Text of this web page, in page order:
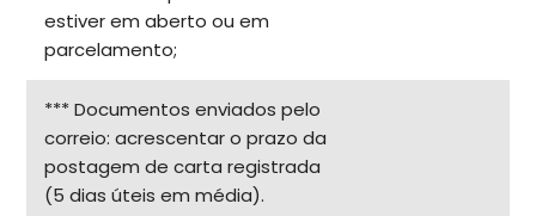
estiver em aberto ou em
parcelamento;
*** Documentos enviados pelo
correio: acrescentar o prazo da
postagem de carta registrada
(5 dias úteis em média).